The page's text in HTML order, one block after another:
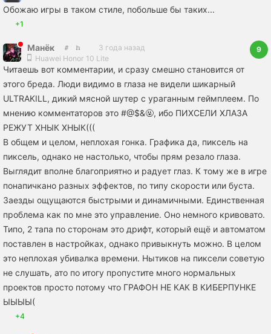
Обожаю игры в таком стиле, побольше бы таких...
+1
Манёк
3 года назад
Huawei Honor 10 Lite
9
Читаешь вот комментарии, и сразу смешно становится от
этого бреда. Люди видимо в глаза не видели шикарный
ULTRAKILL, дикий мясной шутер с ураганным геймплеем. По
мнению комментаторов это #@$&🤬, ибо ПИХСЕЛИ ХЛАЗА
РЕЖУТ ХНЫК ХНЫК(((
В общем и целом, неплохая гонка. Графика да, пиксель на
пиксель, однако не настолько, чтобы прям резало глаза.
Выглядит вполне благоприятно и радует глаз. К тому же в игре
понапичкано разных эффектов, по типу скорости или буста.
Заезды ощущаются быстрыми и динамичными. Единственная
проблема как по мне это управление. Оно немного кривовато.
Типо, 2 тапа по сторонам это дрифт, который ещё и автоматом
поставлен в настройках, однако привыкнуть можно. В целом
это неплохая убивалка времени. Нытиков на пиксели советую
не слушать, ато по итогу пропустите много нормальных
проектов просто потому что ГРАФОН НЕ КАК В КИБЕРПУНКЕ
ЫЫЫЫ(
+4